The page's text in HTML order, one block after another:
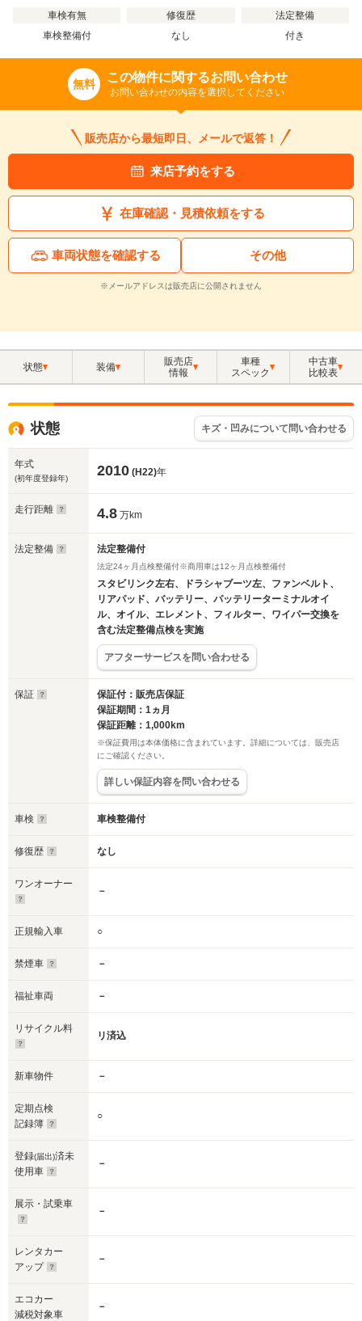
車検有無
車検整備付
修復歴
なし
法定整備
付き
無料 この物件に関するお問い合わせ
お問い合わせの内容を選択してください
販売店から最短即日、メールで返答！
来店予約をする
在庫確認・見積依頼をする
車両状態を確認する その他
※メールアドレスは販売店に公開されません
状態 装備
販売店
情報
車種
スペック
中古車
比較表
状態 キズ・凹みについて問い合わせる
年式
(初年度登録年) 2010 (H22)年
走行距離 4.8 万km
法定整備 法定整備付
法定24ヶ月点検整備付※商用車は12ヶ月点検整備付
スタビリンク左右、ドラシャブーツ左、ファンベルト、
リアパッド、バッテリー、パッテリーターミナルオイ
ル、オイル、エレメント、フィルター、ワイパー交換を
含む法定整備点検を実施
アフターサービスを問い合わせる
保証
保証付：販売店保証
保証期間：1ヵ月
保証距離：1,000km
※保証費用は本体価格に含まれています。詳細については、販売店
にご確認ください。
詳しい保証内容を問い合わせる
車検 車検整備付
修復歴 なし
ワンオーナー
－
正規輸入車 ○
禁煙車 －
福祉車両 －
リサイクル料
リ済込
新車物件 －
定期点検
記録簿
○
登録(届出)済未
使用車
－
展示・試乗車
－
レンタカー
アップ
－
エコカー
減税対象車
－